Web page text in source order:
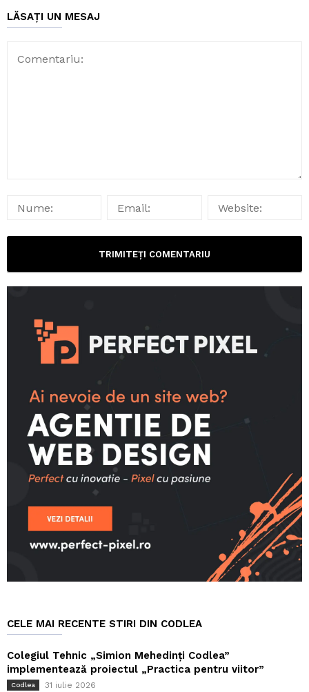
LĂSAȚI UN MESAJ
CELE MAI RECENTE STIRI DIN CODLEA
Colegiul Tehnic „Simion Mehedinți Codlea”
implementează proiectul „Practica pentru viitor”
Codlea 31 iulie 2026